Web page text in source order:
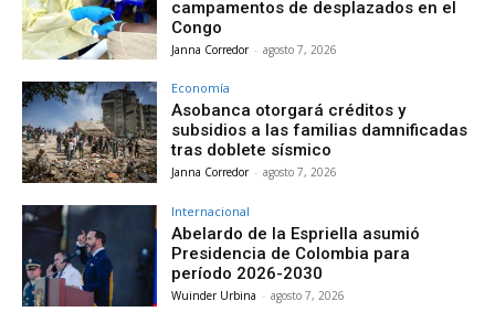
campamentos de desplazados en el
Congo
Janna Corredor - agosto 7, 2026
Economía
Asobanca otorgará créditos y
subsidios a las familias damnificadas
tras doblete sísmico
Janna Corredor - agosto 7, 2026
Internacional
Abelardo de la Espriella asumió
Presidencia de Colombia para
período 2026-2030
Wuinder Urbina - agosto 7, 2026